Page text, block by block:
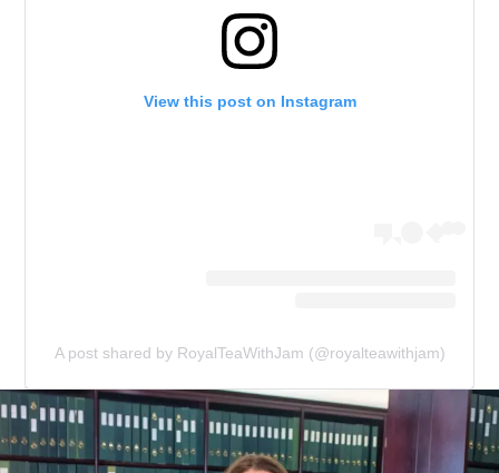
View this post on Instagram
A post shared by RoyalTeaWithJam (@royalteawithjam)